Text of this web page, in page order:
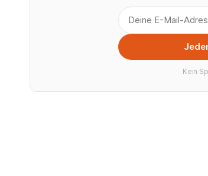
Kein